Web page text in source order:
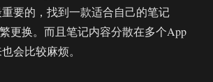
要的，找到一款适合自己的笔记
更换。而且笔记内容分散在多个App
会比较麻烦。